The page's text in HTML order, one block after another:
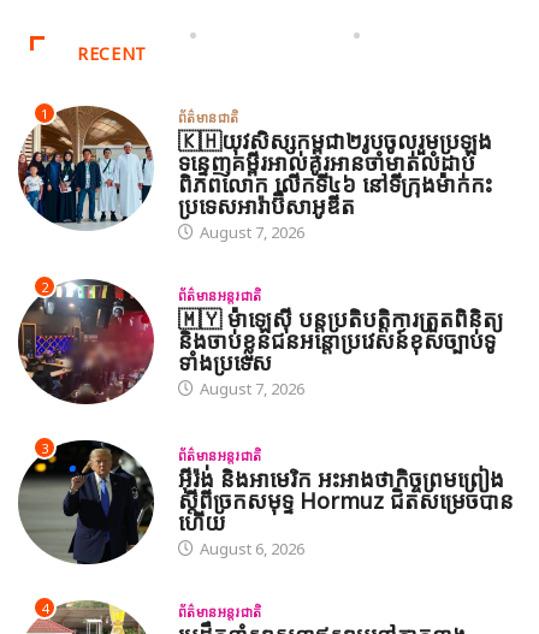
RECENT
1 ព័ត៌មានជាតិ
🇰🇭យុវសិស្សកម្ពុជា២រូបចូលរួមប្រឡង
ទន្ទេញគម្ពីរអាល់គូរអានចាំមាត់លំដាប់
ពិភពលោក លើកទី៤៦ នៅទីក្រុងម៉ាក់កះ
ប្រទេសអារ៉ាប៊ីសាអូឌីត
August 7, 2026
2 ព័ត៌មានអន្តរជាតិ
🇲🇾 ម៉ាឡេស៊ី បន្តប្រតិបត្តិការត្រួតពិនិត្យ
និងចាប់ខ្លួនជនអន្តោប្រវេសន៍ខុសច្បាប់ទូ
ទាំងប្រទេស
August 7, 2026
3 ព័ត៌មានអន្តរជាតិ
អ៊ីរ៉ង់ និងអាមេរិក អះអាងថាកិច្ចព្រមព្រៀង
ស្តីពីច្រកសមុទ្ទ Hormuz ជិតសម្រេចបាន
ហើយ
August 6, 2026
4 ព័ត៌មានអន្តរជាតិ